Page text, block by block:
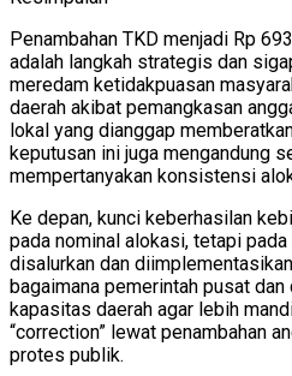
Penambahan TKD menjadi Rp
adalah langkah strategis dan
meredam ketidakpuasan
daerah akibat pemangkasan
lokal yang dianggap
keputusan ini juga mengandung
mempertanyakan konsistensi
Ke depan, kunci keberhasilan
pada nominal alokasi, tetapi
disalurkan dan
bagaimana pemerintah pusat
kapasitas daerah agar lebih
“correction” lewat penambahan
protes publik.